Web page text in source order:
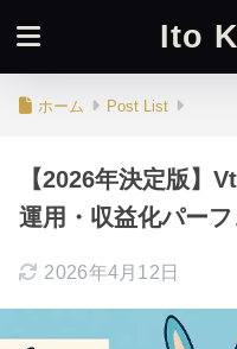
Ito
ホーム Post List
【2026年決定版】
運用・収益化パー
2026年4月12日